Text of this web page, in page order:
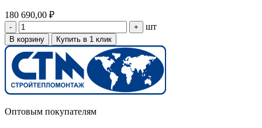
180 690,00 ₽
- + шт
В корзину Купить в 1 клик
Оптовым покупателям